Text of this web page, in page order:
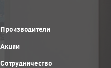
Производители
Акции
Сотрудничество